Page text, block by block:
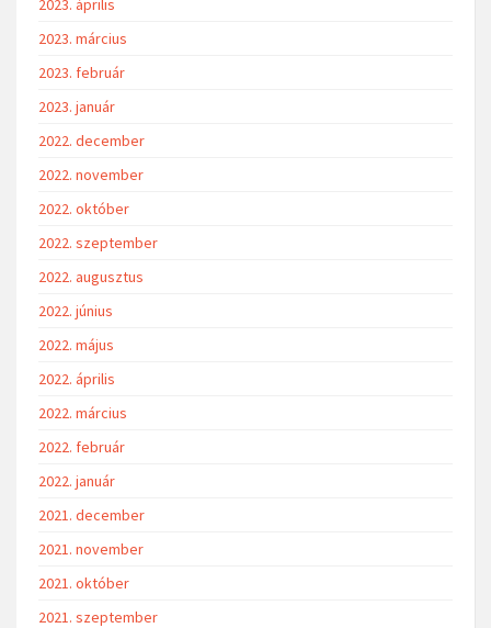
2023. március
2023. február
2023. január
2022. december
2022. november
2022. október
2022. szeptember
2022. augusztus
2022. június
2022. május
2022. április
2022. március
2022. február
2022. január
2021. december
2021. november
2021. október
2021. szeptember